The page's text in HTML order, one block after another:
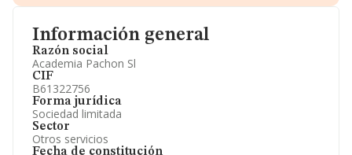
Información general
Razón social
Academia Pachon Sl
CIF
B61322756
Forma jurídica
Sociedad limitada
Sector
Otros servicios
Fecha de constitución
Información oficial y registral complementaria.